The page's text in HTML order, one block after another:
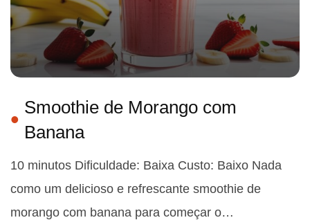
Smoothie de Morango com
Banana
10 minutos Dificuldade: Baixa Custo: Baixo Nada
como um delicioso e refrescante smoothie de
morango com banana para começar o…